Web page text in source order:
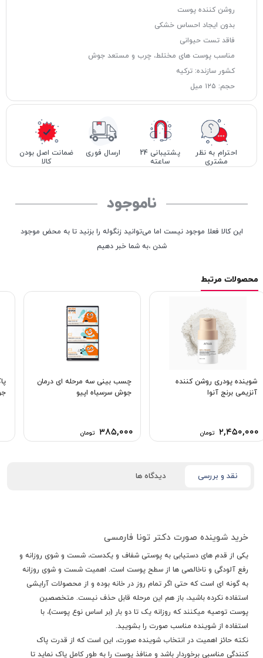
روشن کننده پوست
بدون ایجاد احساس خشکی
فاقد تست حیوانی
مناسب پوست های مختلط، چرب و مستعد جوش
کشور سازنده: ترکیه
حجم: ۱۲۵ میل
احترام به نظر
مشتری
پشتیبانی 24
ساعته
ارسال فوری
ضمانت اصل بودن
کالا
ناموجود
این کالا فعلا موجود نیست اما می‌توانید زنگوله را بزنید تا به محض موجود
شدن ،به شما خبر دهیم
محصولات مرتبط
شوینده پودری روشن کننده
آنزیمی برنج آنوا
۲,۴۵۰,۰۰۰ تومان
چسب بینی سه مرحله ای درمان
جوش سرسیاه اپیو
۳۸۵,۰۰۰ تومان
نقد و بررسی دیدگاه ها
خرید شوینده صورت دکتر تونا فارمسی
یکی از قدم های دستیابی به پوستی شفاف و یکدست، شست و شوی روزانه و
رفع آلودگی و ناخالصی ها از سطح پوست است. اهمیت شست و شوی روزانه
به گونه ای است که حتی اگر تمام روز در خانه بوده و از محصولات آرایشی
استفاده نکرده باشید، باز هم این مرحله قابل حذف نیست. متخصصین
پوست توصیه میکنند که روزانه یک تا دو بار (بر اساس نوع پوست)، با
استفاده از شوینده مناسب صورت را بشویید.
نکته حائز اهمیت در انتخاب شوینده صورت، این است که از قدرت پاک
کنندگی مناسبی برخوردار باشد و منافذ پوست را به طور کامل پاک نماید تا